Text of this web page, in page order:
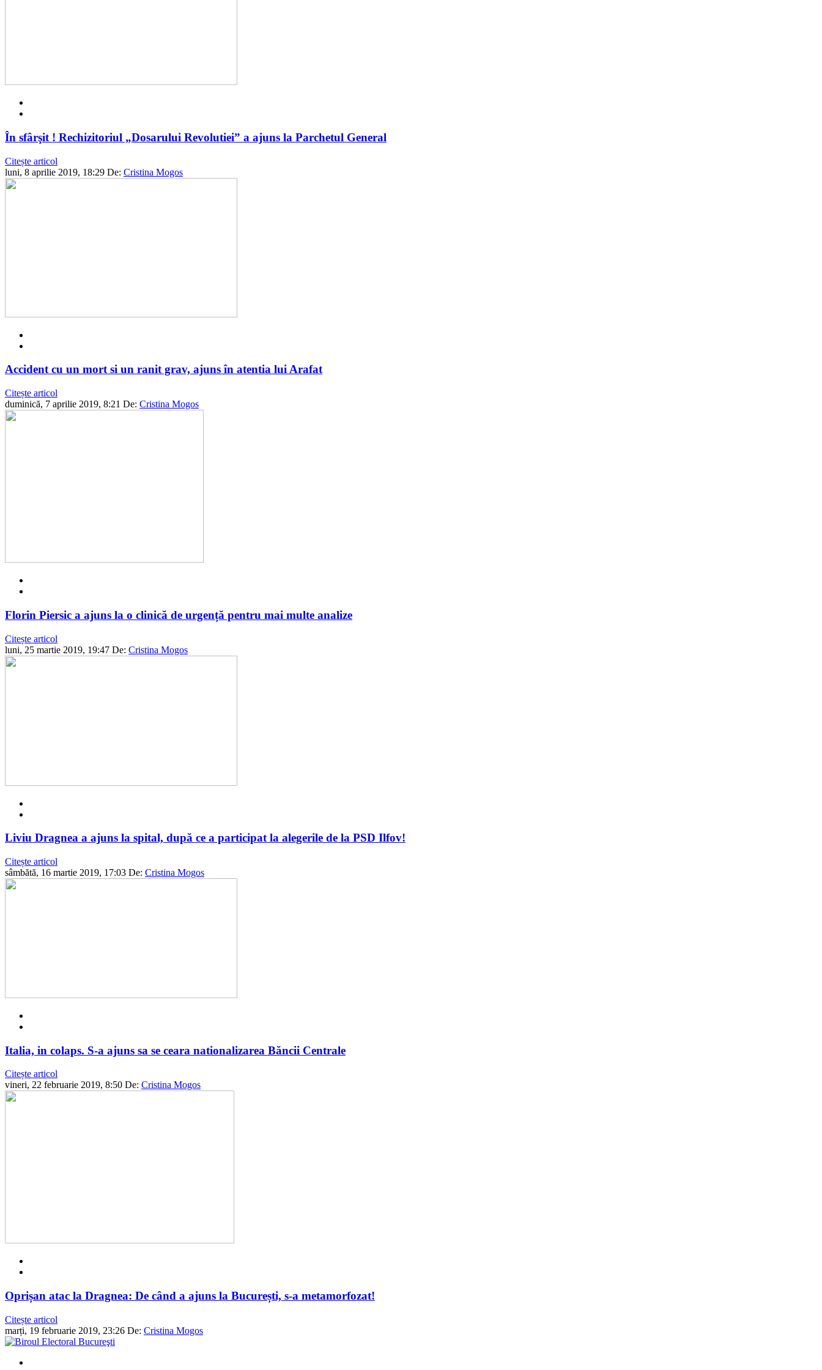
În sfârşit ! Rechizitoriul „Dosarului Revolutiei” a ajuns la Parchetul General
Citește articol
luni, 8 aprilie 2019, 18:29 De: Cristina Mogos
Accident cu un mort si un ranit grav, ajuns în atentia lui Arafat
Citește articol
duminică, 7 aprilie 2019, 8:21 De: Cristina Mogos
Florin Piersic a ajuns la o clinică de urgență pentru mai multe analize
Citește articol
luni, 25 martie 2019, 19:47 De: Cristina Mogos
Liviu Dragnea a ajuns la spital, după ce a participat la alegerile de la PSD Ilfov!
Citește articol
sâmbătă, 16 martie 2019, 17:03 De: Cristina Mogos
Italia, in colaps. S-a ajuns sa se ceara nationalizarea Băncii Centrale
Citește articol
vineri, 22 februarie 2019, 8:50 De: Cristina Mogos
Oprișan atac la Dragnea: De când a ajuns la București, s-a metamorfozat!
Citește articol
marți, 19 februarie 2019, 23:26 De: Cristina Mogos